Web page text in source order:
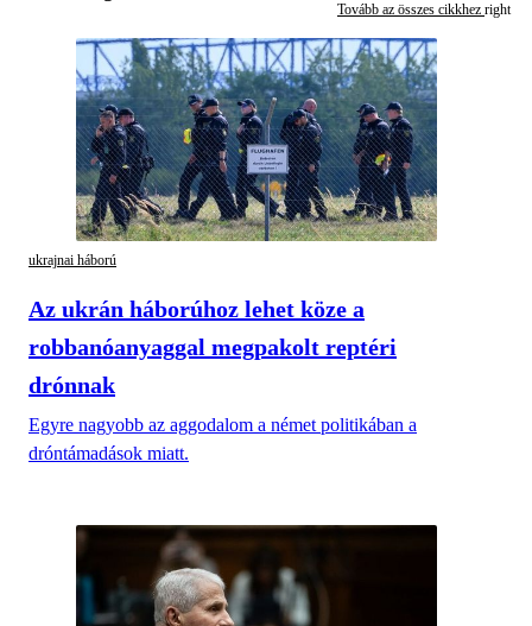
Tovább az összes cikkhez
ukrajnai háború
Az ukrán háborúhoz lehet köze a
robbanóanyaggal megpakolt reptéri
drónnak
Egyre nagyobb az aggodalom a német politikában a
dróntámadások miatt.